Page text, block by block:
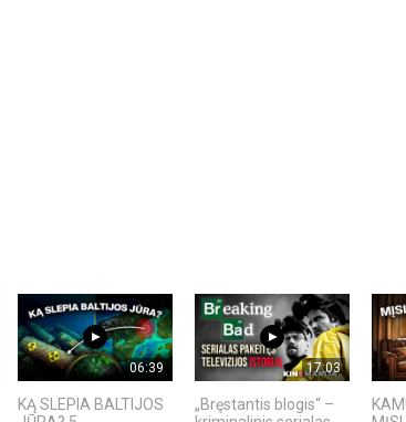
06:39
KĄ SLEPIA BALTIJOS
17:03
„Bręstantis blogis“ –